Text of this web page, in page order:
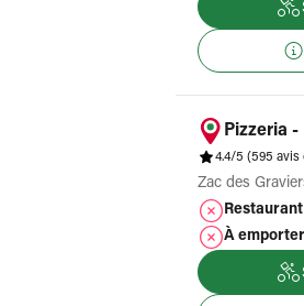
Pizzeria
4.4/5 (595 avis
Zac des
À